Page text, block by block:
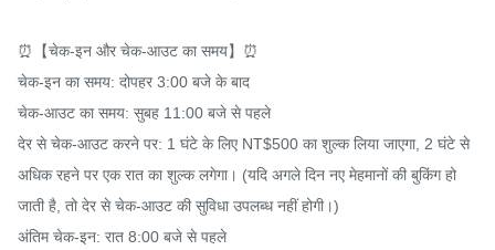
⏰【चेक-इन और चेक-आउट का समय】⏰
चेक-इन का समय: दोपहर 3:00 बजे के बाद
चेक-आउट का समय: सुबह 11:00 बजे से पहले
देर से चेक-आउट करने पर: 1 घंटे के लिए NT$500 का शुल्क लिया जाएगा, 2 घंटे से
अधिक रहने पर एक रात का शुल्क लगेगा। (यदि अगले दिन नए मेहमानों की बुकिंग हो
जाती है, तो देर से चेक-आउट की सुविधा उपलब्ध नहीं होगी।)
अंतिम चेक-इन: रात 8:00 बजे से पहले